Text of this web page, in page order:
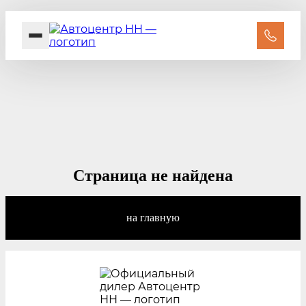
Контакты
Страница не найдена
на главную